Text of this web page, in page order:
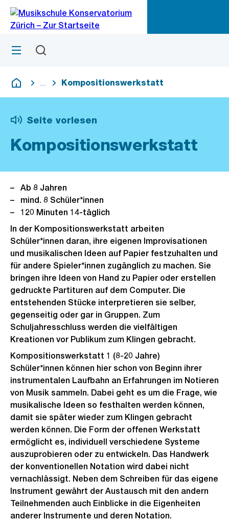
Navigation
Sprunglink
Menü
Deutsch
Blende alle Breadcrumbs ein
Kompositionswerkstatt
Seite vorlesen
Kompositionswerkstatt
Ab 8 Jahren
mind. 8 Schüler*innen
120 Minuten 14-täglich
In der Kompositionswerkstatt arbeiten
Schüler*innen daran, ihre eigenen Improvisationen
und musikalischen Ideen auf Papier festzuhalten und
für andere Spieler*innen zugänglich zu machen. Sie
bringen ihre Ideen von Hand zu Papier oder erstellen
gedruckte Partituren auf dem Computer. Die
entstehenden Stücke interpretieren sie selber,
gegenseitig oder gar in Gruppen. Zum
Schuljahresschluss werden die vielfältigen
Kreationen vor Publikum zum Klingen gebracht.
Kompositionswerkstatt 1 (8-20 Jahre)
Schüler*innen können hier schon von Beginn ihrer
instrumentalen Laufbahn an Erfahrungen im Notieren
von Musik sammeln. Dabei geht es um die Frage, wie
musikalische Ideen so festhalten werden können,
damit sie später wieder zum Klingen gebracht
werden können. Die Form der offenen Werkstatt
ermöglicht es, individuell verschiedene Systeme
auszuprobieren oder zu entwickeln. Das Handwerk
der konventionellen Notation wird dabei nicht
vernachlässigt. Neben dem Schreiben für das eigene
Instrument gewährt der Austausch mit den andern
Teilnehmenden auch Einblicke in die Eigenheiten
anderer Instrumente und deren Notation.